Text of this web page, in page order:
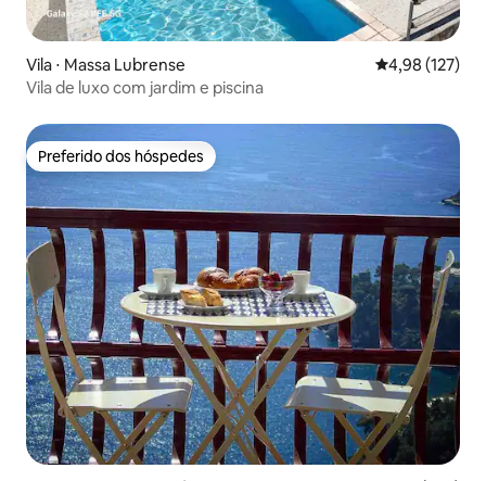
Vila ⋅ Massa Lubrense 4,98 de uma
4,98 (127)
Vila de luxo com jardim e piscina
Preferido dos hóspedes
Preferido dos hóspedes